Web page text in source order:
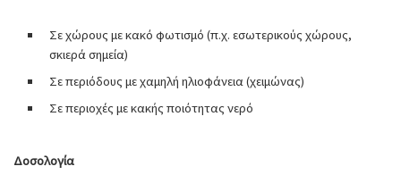
Σε χώρους με κακό φωτισμό (π.χ. εσωτερικούς χώρους,
σκιερά σημεία)
Σε περιόδους με χαμηλή ηλιοφάνεια (χειμώνας)
Σε περιοχές με κακής ποιότητας νερό
Δοσολογία